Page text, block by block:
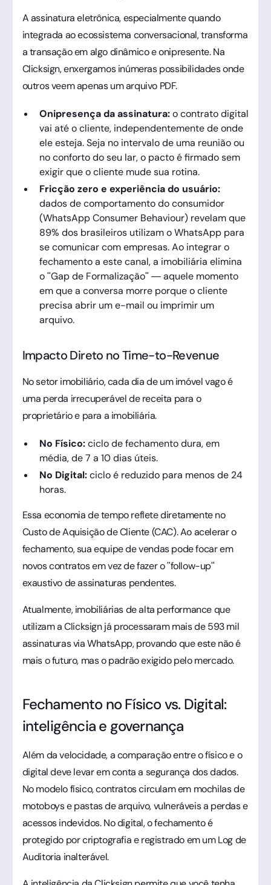
A assinatura eletrônica, especialmente quando
integrada ao ecossistema conversacional, transforma
a transação em algo dinâmico e onipresente. Na
Clicksign, enxergamos inúmeras possibilidades onde
outros veem apenas um arquivo PDF.
Onipresença da assinatura:o contrato digital
vai até o cliente, independentemente de onde
ele esteja. Seja no intervalo de uma reunião ou
no conforto do seu lar, o pacto é firmado sem
exigir que o cliente mude sua rotina.
Fricção zero e experiência do usuário:
dados de comportamento do consumidor
(WhatsApp Consumer Behaviour) revelam que
89% dos brasileiros utilizam o WhatsApp para
se comunicar com empresas. Ao integrar o
fechamento a este canal, a imobiliária elimina
o "Gap de Formalização" — aquele momento
em que a conversa morre porque o cliente
precisa abrir um e-mail ou imprimir um
arquivo.
Impacto Direto no Time-to-Revenue
No setor imobiliário, cada dia de um imóvel vago é
uma perda irrecuperável de receita para o
proprietário e para a imobiliária.
No Físico:ciclo de fechamento dura, em
média, de 7 a 10 dias úteis.
No Digital:ciclo é reduzido para menos de 24
horas.
Essa economia de tempo reflete diretamente no
Custo de Aquisição de Cliente (CAC). Ao acelerar o
fechamento, sua equipe de vendas pode focar em
novos contratos em vez de fazer o "follow-up"
exaustivo de assinaturas pendentes.
Atualmente, imobiliárias de alta performance que
utilizam a Clicksign já processaram mais de 593 mil
assinaturas via WhatsApp, provando que este não é
mais o futuro, mas o padrão exigido pelo mercado.
Fechamento no Físico vs. Digital:
inteligência e governança
Além da velocidade, a comparação entre o físico e o
digital deve levar em conta a segurança dos dados.
No modelo físico, contratos circulam em mochilas de
motoboys e pastas de arquivo, vulneráveis a perdas e
acessos indevidos. No digital, o fechamento é
protegido por criptografia e registrado em um Log de
Auditoria inalterável.